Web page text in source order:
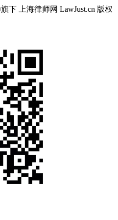
下 上海律师网 LawJust.cn 版权